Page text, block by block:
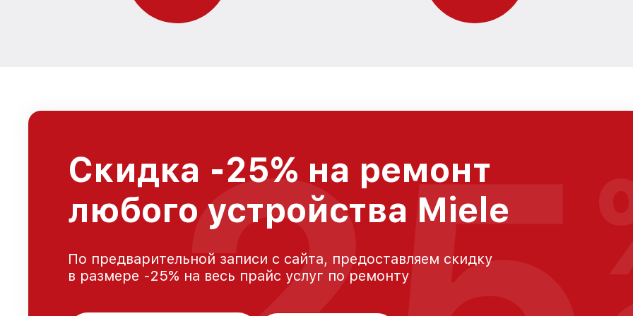
Скидка -25% на ремонт
любого устройства Miele
По предварительной записи с сайта, предоставляем скидку
в размере -25% на весь прайс услуг по ремонту